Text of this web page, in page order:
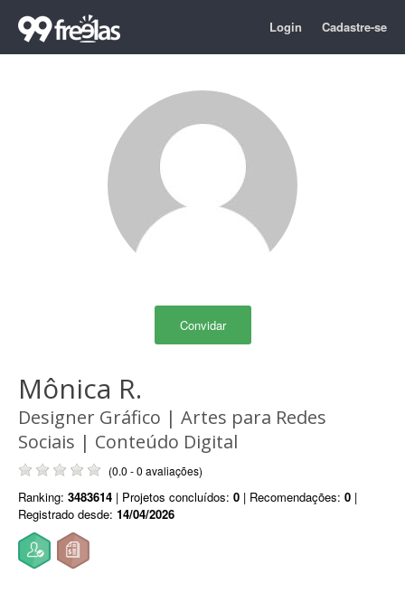
Login Cadastre-se
Convidar
Mônica R.
Designer Gráfico | Artes para Redes
Sociais | Conteúdo Digital
(0.0 - 0 avaliações)
Ranking: 3483614 | Projetos concluídos: 0 | Recomendações: 0 |
Registrado desde: 14/04/2026